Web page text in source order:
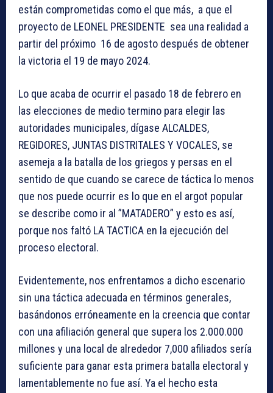
están comprometidas como el que más, a que el
proyecto de LEONEL PRESIDENTE sea una realidad a
partir del próximo 16 de agosto después de obtener
la victoria el 19 de mayo 2024.
Lo que acaba de ocurrir el pasado 18 de febrero en
las elecciones de medio termino para elegir las
autoridades municipales, dígase ALCALDES,
REGIDORES, JUNTAS DISTRITALES Y VOCALES, se
asemeja a la batalla de los griegos y persas en el
sentido de que cuando se carece de táctica lo menos
que nos puede ocurrir es lo que en el argot popular
se describe como ir al ”MATADERO” y esto es así,
porque nos faltó LA TACTICA en la ejecución del
proceso electoral.
Evidentemente, nos enfrentamos a dicho escenario
sin una táctica adecuada en términos generales,
basándonos erróneamente en la creencia que contar
con una afiliación general que supera los 2.000.000
millones y una local de alrededor 7,000 afiliados sería
suficiente para ganar esta primera batalla electoral y
lamentablemente no fue así. Ya el hecho esta